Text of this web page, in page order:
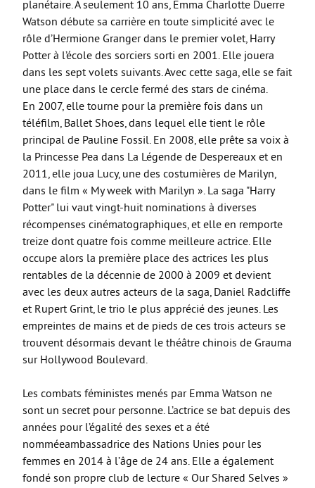
planétaire. A seulement 10 ans, Emma Charlotte Duerre
Watson débute sa carrière en toute simplicité avec le
rôle d’Hermione Granger dans le premier volet, Harry
Potter à l’école des sorciers sorti en 2001. Elle jouera
dans les sept volets suivants. Avec cette saga, elle se fait
une place dans le cercle fermé des stars de cinéma.
En 2007, elle tourne pour la première fois dans un
téléfilm, Ballet Shoes, dans lequel elle tient le rôle
principal de Pauline Fossil. En 2008, elle prête sa voix à
la Princesse Pea dans La Légende de Despereaux et en
2011, elle joua Lucy, une des costumières de Marilyn,
dans le film « My week with Marilyn ». La saga "Harry
Potter" lui vaut vingt-huit nominations à diverses
récompenses cinématographiques, et elle en remporte
treize dont quatre fois comme meilleure actrice. Elle
occupe alors la première place des actrices les plus
rentables de la décennie de 2000 à 2009 et devient
avec les deux autres acteurs de la saga, Daniel Radcliffe
et Rupert Grint, le trio le plus apprécié des jeunes. Les
empreintes de mains et de pieds de ces trois acteurs se
trouvent désormais devant le théâtre chinois de Grauma
sur Hollywood Boulevard.
Les combats féministes menés par Emma Watson ne
sont un secret pour personne. L’actrice se bat depuis des
années pour l’égalité des sexes et a été
nomméeambassadrice des Nations Unies pour les
femmes en 2014 à l’âge de 24 ans. Elle a également
fondé son propre club de lecture « Our Shared Selves »